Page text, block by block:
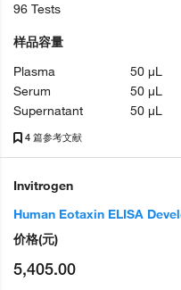
4 篇参考文献
样品容量
Plasma
50 µL
Serum
50 µL
Supernatant
50 µL
96 Tests
Invitrogen
Human Eotaxin ELISA
价格(元)
5,405.00